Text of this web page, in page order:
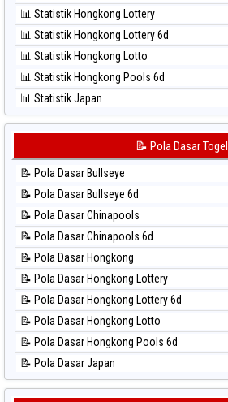
⚽ Bola Hitam Singapore
⚽ Bola Hitam Sydney
⚽ Bola Hitam Sydney Lottery
⚽ Bola Hitam Sydney Lottery 6d
⚽ Bola Hitam Sydney Lotto
⚽ Bola Hitam Taiwan
📊 Statistik Hongkong Lottery
📊 Statistik Hongkong Lottery 6d
📊 Statistik Hongkong Lotto
📊 Statistik Hongkong Pools 6d
📊 Statistik Japan
📊 Statistik Japan 6d
📊 Statistik Kuda Lari
📊 Statistik Magnum Cambodia
📊 Statistik Nagoya
📊 Statistik New York Midday
📊 Statistik North Carolina Day
📊 Statistik Pcso
📊 Statistik Pennsylvania Day
📊 Statistik Sao Paulo
📊 Statistik Singapore
📊 Statistik Sydney
📊 Statistik Sydney Lottery
📝 Pola Dasar Togel
📝 Pola Dasar Bullseye
📝 Pola Dasar Bullseye 6d
📝 Pola Dasar Chinapools
📝 Pola Dasar Chinapools 6d
📝 Pola Dasar Hongkong
📝 Pola Dasar Hongkong Lottery
📝 Pola Dasar Hongkong Lottery 6d
📝 Pola Dasar Hongkong Lotto
📝 Pola Dasar Hongkong Pools 6d
📝 Pola Dasar Japan
📝 Pola Dasar Japan 6d